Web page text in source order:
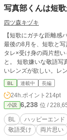
写真部くんは短
四ツ森キヅキ
【短歌にガチな距離感バグ
最後の8月を、短歌と写真の合
タレ×受け身の両片想いもだもだLOVEで
と。 短歌嫌いな敬語写
いレンズが欲しい。レ
ばいけない危機に瀕していた。 そのとき文芸部の短歌ガチ勢
後の8月を忘れないよう
月は毎日購買の高級パ
きの危機を脱してコンテスト
なんです」と明言する
渋々若月の計画に乗ることにする。 ここに、写真
ンコ勝負が始まった。 ふたりはお互いの芸術を主張してぶつかり合いながら、
BL 連載中 長編
24h.ポイント 214pt
小説 6,238 位 /
BL ハッピーエンド
敬語受け
両片思い